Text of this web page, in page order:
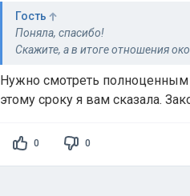
Гость
Поняла, спасибо!
Скажите, а в итоге отношения
Нужно смотреть
этому сроку я вам сказала.
0 0